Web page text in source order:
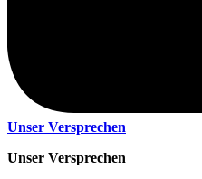
Unser Versprechen
Unser Versprechen